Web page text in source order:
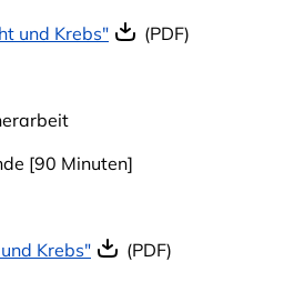
und Krebs"
(PDF)
[90 Minuten]
Krebs"
(PDF)